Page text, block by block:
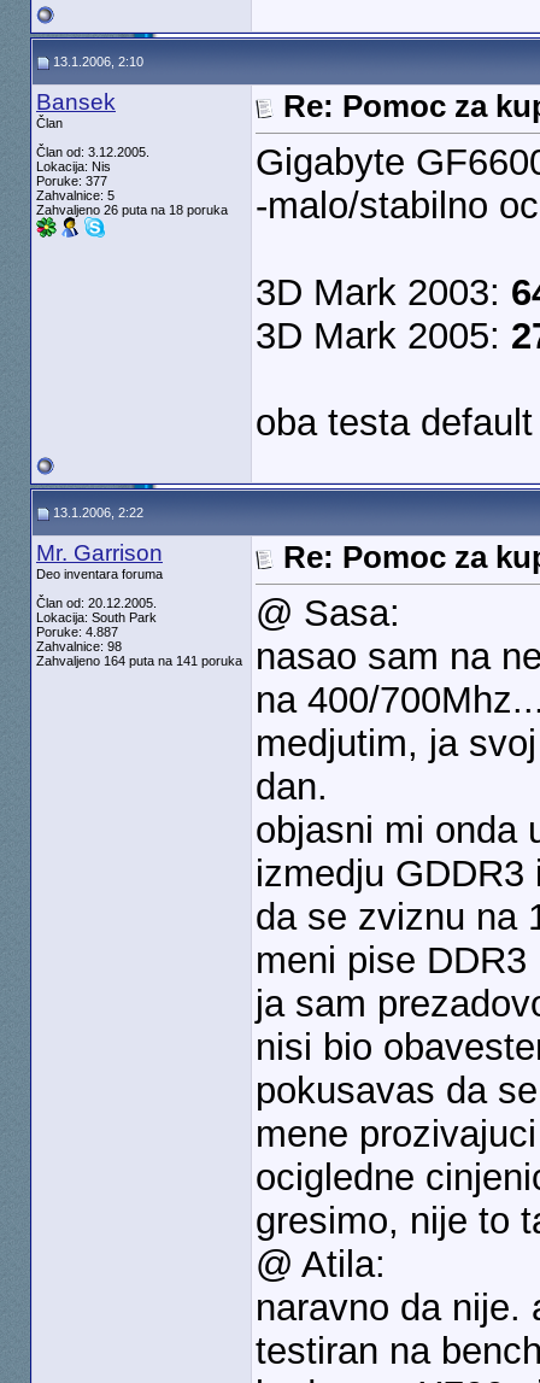
13.1.2006, 2:10
Bansek
Član
Član od: 3.12.2005.
Lokacija: Nis
Poruke: 377
Zahvalnice: 5
Zahvaljeno 26 puta na 18 poruka
Re: Pomoc za
Gigabyte
-malo/stabilno
3D Mark 2003:
3D Mark 2005:
oba testa default
13.1.2006, 2:22
Mr. Garrison
Deo inventara foruma
Član od: 20.12.2005.
Lokacija: South Park
Poruke: 4.887
Zahvalnice: 98
Zahvaljeno 164 puta na 141 poruka
Re: Pomoc za
@ Sasa:
nasao sam na
na 400/
medjutim, ja
dan.
objasni mi onda
izmedju
da se zviznu na
meni pise
ja sam
nisi bio
pokusavas da
mene
ocigledne
gresimo, nije to
@ Atila:
naravno da nije.
testiran na